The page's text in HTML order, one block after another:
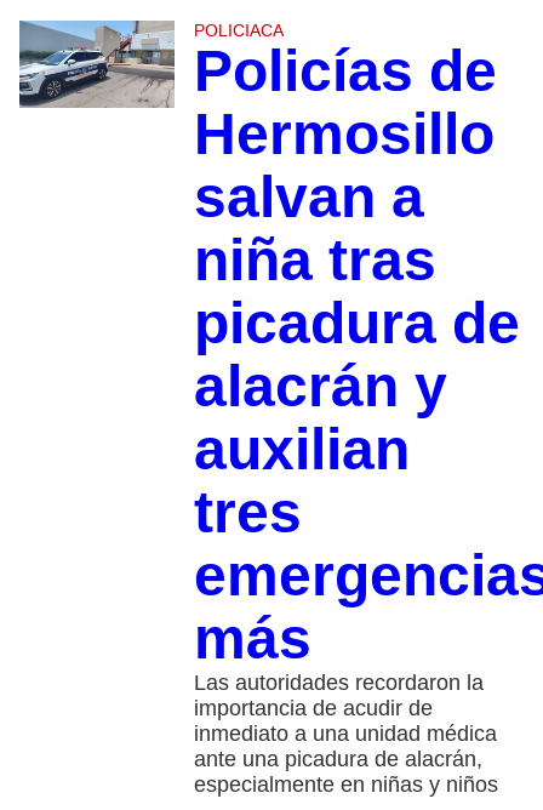
POLICIACA
Policías de
Hermosillo
salvan a
niña tras
picadura de
alacrán y
auxilian
tres
más
Las autoridades recordaron la
importancia de acudir de
inmediato a una unidad médica
ante una picadura de alacrán,
especialmente en niñas y niños